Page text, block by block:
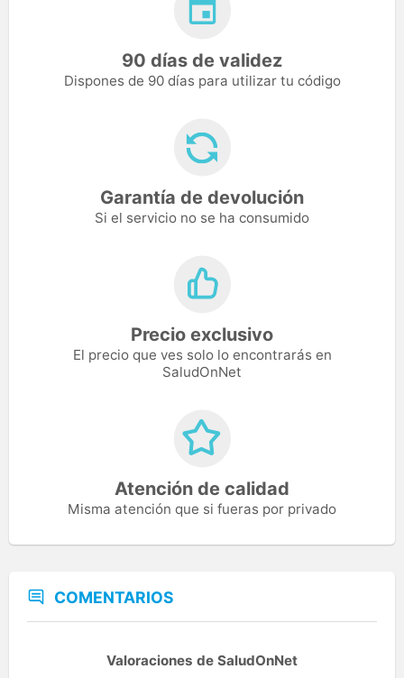
90 días de validez
Dispones de 90 días para utilizar tu código
Garantía de devolución
Si el servicio no se ha consumido
Precio exclusivo
El precio que ves solo lo encontrarás en
SaludOnNet
Atención de calidad
Misma atención que si fueras por privado
COMENTARIOS
Valoraciones de SaludOnNet